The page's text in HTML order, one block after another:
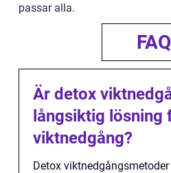
passar alla.
FAQ
Är detox
långsiktig lösning
viktnedgång?
Detox